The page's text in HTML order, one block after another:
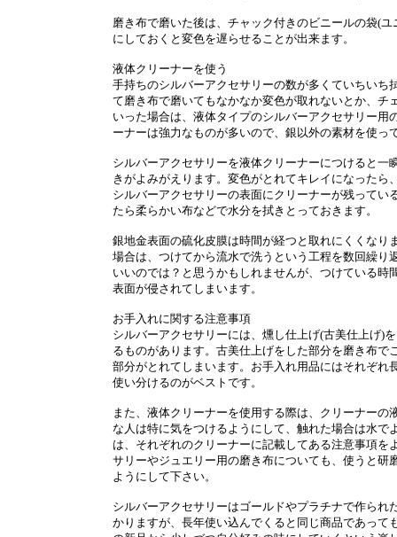
磨き布で磨いた後は、チャック付きのビニールの袋(
にしておくと変色を遅らせることが出来ます。
液体クリーナーを使う
手持ちのシルバーアクセサリーの数が多くていちい
て磨き布で磨いてもなかなか変色が取れないとか、
いった場合は、液体タイプのシルバーアクセサリー
ーナーは強力なものが多いので、銀以外の素材を使
シルバーアクセサリーを液体クリーナーにつけると
きがよみがえります。変色がとれてキレイになった
シルバーアクセサリーの表面にクリーナーが残って
たら柔らかい布などで水分を拭きとっておきます。
銀地金表面の硫化皮膜は時間が経つと取れにくくな
場合は、つけてから流水で洗うという工程を数回繰
いいのでは？と思うかもしれませんが、つけている
表面が侵されてしまいます。
お手入れに関する注意事項
シルバーアクセサリーには、燻し仕上げ(古美仕上げ)
るものがあります。古美仕上げをした部分を磨き布
部分がとれてしまいます。お手入れ用品にはそれぞ
使い分けるのがベストです。
また、液体クリーナーを使用する際は、クリーナー
な人は特に気をつけるようにして、触れた場合は水
は、それぞれのクリーナーに記載してある注意事項
サリーやジュエリー用の磨き布についても、使うと
ようにして下さい。
シルバーアクセサリーはゴールドやプラチナで作ら
かりますが、長年使い込んでくると同じ商品であっ